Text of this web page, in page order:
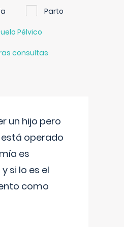
Parto
Pélvico
consultas
un hijo pero
operado
es
si lo es el
como